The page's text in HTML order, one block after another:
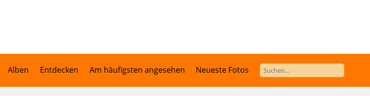
Alben Entdecken Am häufigsten angesehen Neueste Fotos